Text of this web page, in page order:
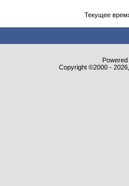
Текущее
Copyright ©2000 -